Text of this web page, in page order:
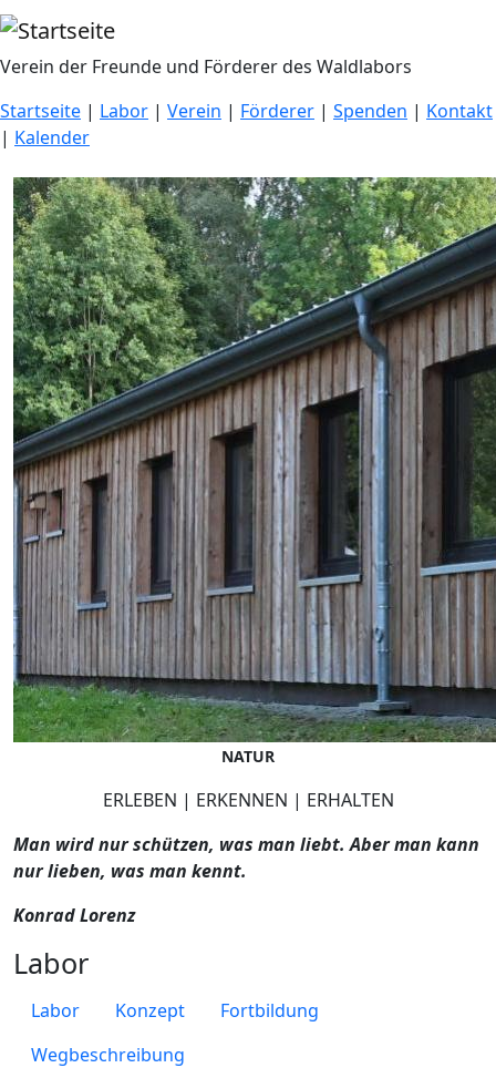
Direkt zum Inhalt
Verein der Freunde und Förderer des Waldlabors
Startseite | Labor | Verein | Förderer | Spenden | Kontakt
| Kalender
NATUR
ERLEBEN | ERKENNEN | ERHALTEN
Man wird nur schützen, was man liebt. Aber man kann
nur lieben, was man kennt.
Konrad Lorenz
Labor
Labor Konzept
Fortbildung
Wegbeschreibung